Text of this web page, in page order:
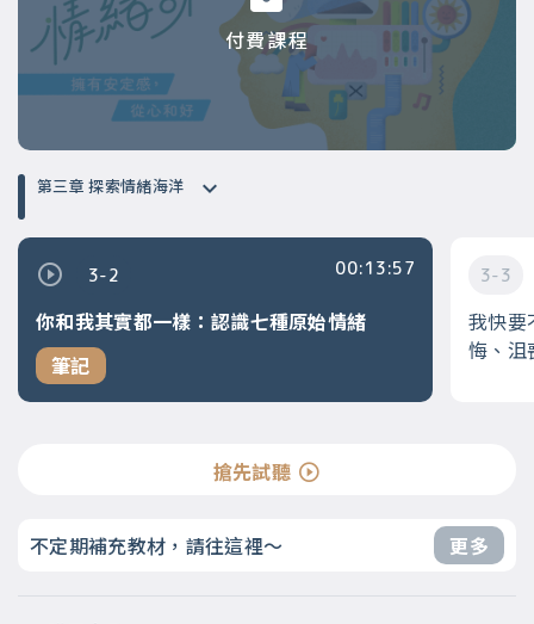
付費課程
第三章 探索情緒海洋
3-2
你和我其實都一樣：認識七種原始情緒
筆記
00:13:57 3-3
我快要
悔、沮
搶先試聽
不定期補充教材，請往這裡～ 更多